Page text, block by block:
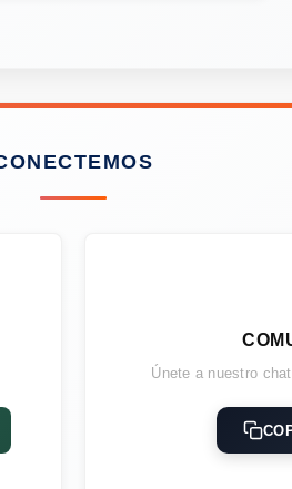
Únete a nuestro